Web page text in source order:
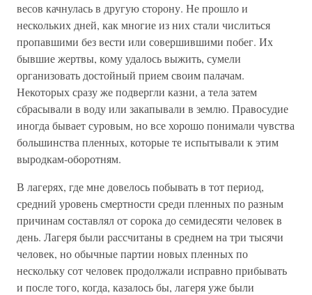
весов качнулась в другую сторону. Не прошло и
нескольких дней, как многие из них стали числиться
пропавшими без вести или совершившими побег. Их
бывшие жертвы, кому удалось выжить, сумели
организовать достойный прием своим палачам.
Некоторых сразу же подвергли казни, а тела затем
сбрасывали в воду или закапывали в землю. Правосудие
иногда бывает суровым, но все хорошо понимали чувства
большинства пленных, которые те испытывали к этим
выродкам-оборотням.
В лагерях, где мне довелось побывать в тот период,
средний уровень смертности среди пленных по разным
причинам составлял от сорока до семидесяти человек в
день. Лагеря были рассчитаны в среднем на три тысячи
человек, но обычные партии новых пленных по
нескольку сот человек продолжали исправно прибывать
и после того, когда, казалось бы, лагеря уже были